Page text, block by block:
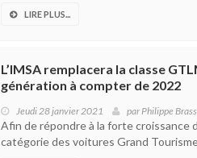
LIRE PLUS...
L’IMSA remplacera la classe
génération à compter de 2022
Jeudi 28 janvier 2021 parPhilippe
Afin de répondre à la forte croissance
catégorie des voitures Grand